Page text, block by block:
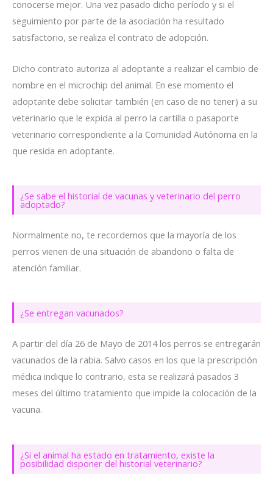
conocerse mejor. Una vez pasado dicho período y si el
seguimiento por parte de la asociación ha resultado
satisfactorio, se realiza el contrato de adopción.
Dicho contrato autoriza al adoptante a realizar el cambio de
nombre en el microchip del animal. En ese momento el
adoptante debe solicitar también (en caso de no tener) a su
veterinario que le expida al perro la cartilla o pasaporte
veterinario correspondiente a la Comunidad Autónoma en la
que resida en adoptante.
¿Se sabe el historial de vacunas y veterinario del perro
adoptado?
Normalmente no, te recordemos que la mayoría de los
perros vienen de una situación de abandono o falta de
atención familiar.
¿Se entregan vacunados?
A partir del día 26 de Mayo de 2014 los perros se entregarán
vacunados de la rabia. Salvo casos en los que la prescripción
médica indique lo contrario, esta se realizará pasados 3
meses del último tratamiento que impide la colocación de la
vacuna.
¿Si el animal ha estado en tratamiento, existe la
posibilidad disponer del historial veterinario?